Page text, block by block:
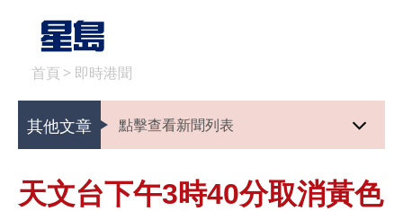
首頁 > 即時港聞
其他文章 點擊查看新聞列表
天文台下午3時40分取消黃色